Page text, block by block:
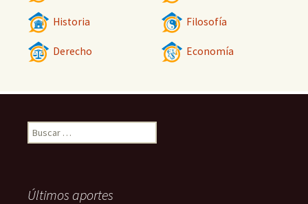
Historia Filosofía
Derecho Economía
Buscar:
Últimos aportes